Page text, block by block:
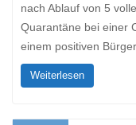
nach Ablauf von 5
Quarantäne bei einer
einem positiven
Weiterlesen